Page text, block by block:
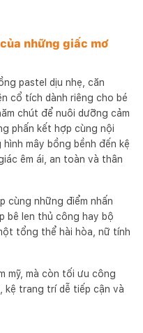
những giấc mơ
pastel dịu nhẹ, căn
cổ tích dành riêng cho bé
chút để nuôi dưỡng cảm
phấn kết hợp cùng nội
mây bồng bềnh đến kệ
êm ái, an toàn và thân
cùng những điểm nhấn
bê len thủ công hay bộ
tổng thể hài hòa, nữ tính
mỹ, mà còn tối ưu công
kệ trang trí dễ tiếp cận và